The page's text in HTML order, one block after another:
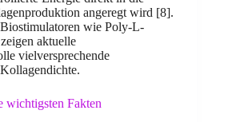
angeregt wird [8].
wie Poly-L-
aktuelle
vielversprechende
Fakten